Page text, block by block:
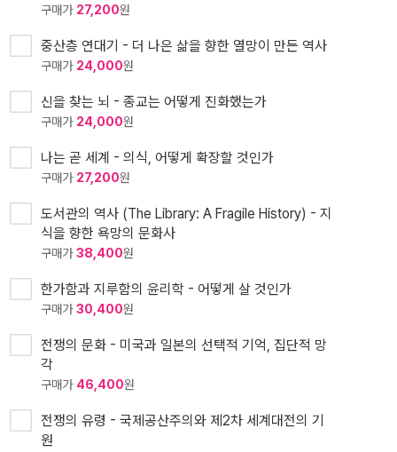
구매가 27,200원
중산층 연대기 - 더 나은 삶을 향한 열망이 만든 역사
구매가 24,000원
신을 찾는 뇌 - 종교는 어떻게 진화했는가
구매가 24,000원
나는 곧 세계 - 의식, 어떻게 확장할 것인가
구매가 27,200원
도서관의 역사 (The Library: A Fragile History) - 지
식을 향한 욕망의 문화사
구매가38,400원
한가함과 지루함의 윤리학 - 어떻게 살 것인가
구매가30,400원
전쟁의 문화 - 미국과 일본의 선택적 기억, 집단적 망
각
구매가 46,400원
전쟁의 유령 - 국제공산주의와 제2차 세계대전의 기
원